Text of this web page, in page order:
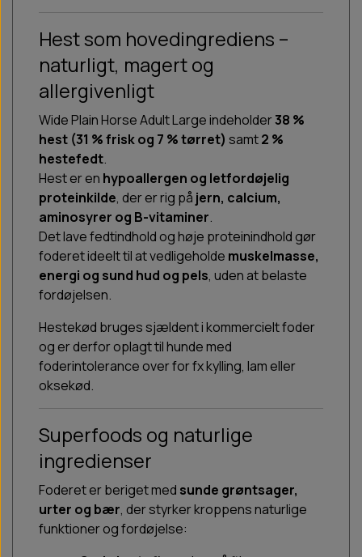
Hest som hovedingrediens –
naturligt, magert og
allergivenligt
Wide Plain Horse Adult Large indeholder38 %
hest (31 % frisk og 7 % tørret) samt2 %
hestefedt.
Hest er en hypoallergen og letfordøjelig
proteinkilde, der er rig på jern, calcium,
aminosyrer og B-vitaminer.
Det lave fedtindhold og høje proteinindhold gør
foderet ideelt til at vedligeholde muskelmasse,
energi og sund hud og pels, uden at belaste
fordøjelsen.
Hestekød bruges sjældent i kommercielt foder
og er derfor oplagt til hunde med
foderintolerance over for fx kylling, lam eller
oksekød.
Superfoods og naturlige
ingredienser
Foderet er beriget med sunde grøntsager,
urter og bær, der styrker kroppens naturlige
funktioner og fordøjelse: